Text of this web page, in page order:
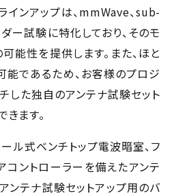
ンアップは、mmWave、sub-
ー試験に特化しており、そのモ
能性を提供します。また、ほと
であるため、お客様のプロジ
した独自のアンテナ試験セット
ます。
ル式ベンチトップ電波暗室、フ
コントローラーを備えたアンテ
ンテナ試験セットアップ用のバ